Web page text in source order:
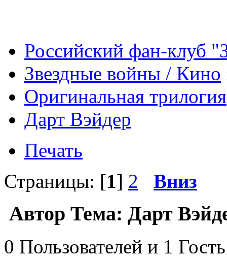
Российский фан-клуб
Звездные войны / Кино
Оригинальная трилогия
Дарт Вэйдер
Печать
Страницы: [1] 2 Вниз
Автор Тема: Дарт
0 Пользователей и 1